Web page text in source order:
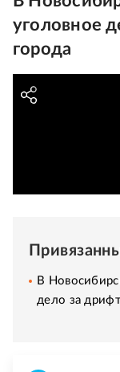
уголовное
города
В
дело за